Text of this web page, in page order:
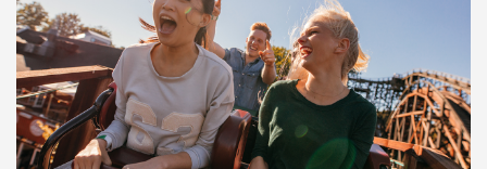
Follow Me